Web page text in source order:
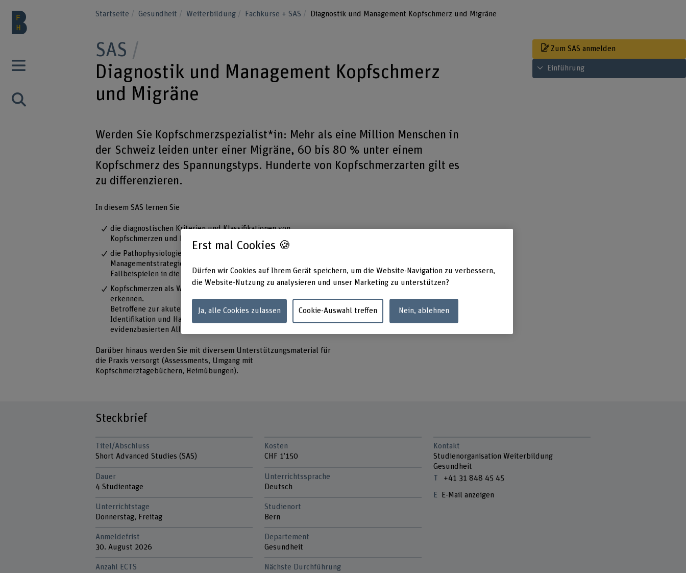
Startseite Gesundheit Weiterbildung Fachkurse + SAS Diagnostik und Management Kopfschmerz und Migräne
Zum SAS anmelden
Inhaltsverzeichnis ansehen
Einführung
SAS
Diagnostik und Management Kopfschmerz
und Migräne
Werden Sie Kopfschmerzspezialist*in: Mehr als eine Million Menschen in
der Schweiz leiden unter einer Migräne, 60 bis 80 % unter einem
Kopfschmerz des Spannungstyps. Hunderte von Kopfschmerzarten gilt es
zu differenzieren.
In diesem SAS lernen Sie
die diagnostischen Kriterien und Klassifikationen von
Kopfschmerzen und Migräne anzuwenden.
die Pathophysiologie und Trigger-Faktoren einzuschätzen.
Managementstrategien bei Kopfschmerzen anhand von
Fallbeispielen in die Praxis umzusetzen.
Kopfschmerzen als Warnsignal für eine ernsthafte Erkrankung zu
erkennen.
Betroffene zur akuten und prophylaktischen Medikation, zur
Identifikation und Handhabung von Triggerfaktoren sowie zu
evidenzbasierten Alltagsanpassungen zu beraten.
Darüber hinaus werden Sie mit diversem Unterstützungsmaterial für
die Praxis versorgt (Assessments, Umgang mit
Kopfschmerztagebüchern, Heimübungen).
Steckbrief
Titel/Abschluss
Short Advanced Studies (SAS)
Dauer
4 Studientage
Unterrichtstage
Donnerstag, Freitag
Anmeldefrist
30. August 2026
Anzahl ECTS
Kosten
CHF 1’150
Unterrichtssprache
Deutsch
Studienort
Bern
Departement
Gesundheit
Nächste Durchführung
Kontakt
Studienorganisation Weiterbildung
Gesundheit
+41 31 848 45 45
E-Mail anzeigen
Erst mal Cookies 🍪
Dürfen wir Cookies auf Ihrem Gerät speichern, um die Website-Navigation zu verbessern,
die Website-Nutzung zu analysieren und unser Marketing zu unterstützen?
Ja, alle Cookies zulassen Cookie-Auswahl treffen Nein, ablehnen